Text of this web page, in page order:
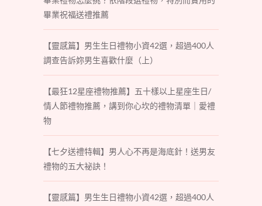
畢業祝福送禮推薦
【靈感篇】男生生日禮物小資42選，超過400人
調查告訴妳男生喜歡什麼（上）
【最狂12星座禮物推薦】五十樣以上星座生日/
情人節禮物推薦，講到你心坎的禮物清單｜愛禮
物
【七夕送禮特輯】男人心不再是海底針！送男友
禮物的五大祕訣！
【靈感篇】男生生日禮物小資42選，超過400人